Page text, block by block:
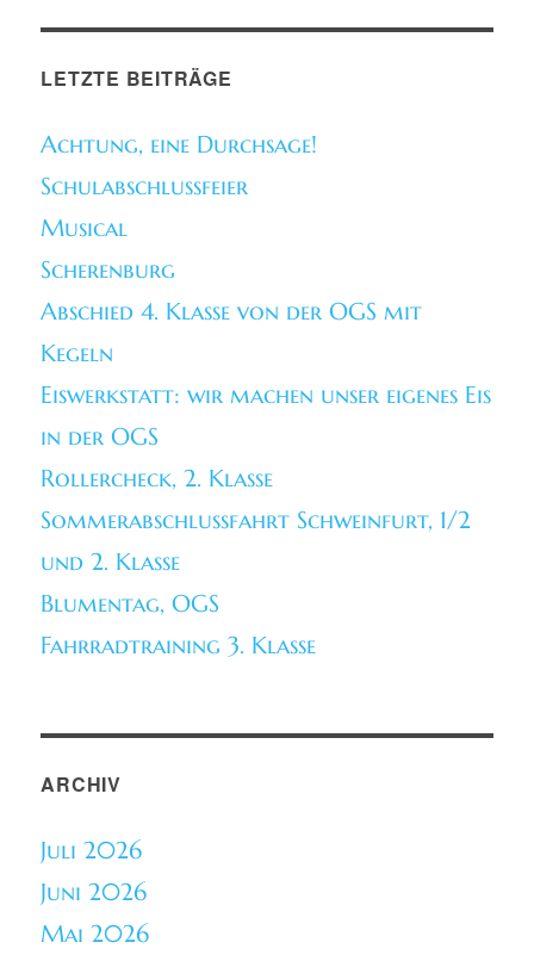
LETZTE BEITRÄGE
Achtung, eine Durchsage!
Schulabschlussfeier
Musical
Scherenburg
Abschied 4. Klasse von der OGS mit
Kegeln
Eiswerkstatt: wir machen unser eigenes Eis
in der OGS
Rollercheck, 2. Klasse
Sommerabschlussfahrt Schweinfurt, 1/2
und 2. Klasse
Blumentag, OGS
Fahrradtraining 3. Klasse
ARCHIV
Juli 2026
Juni 2026
Mai 2026